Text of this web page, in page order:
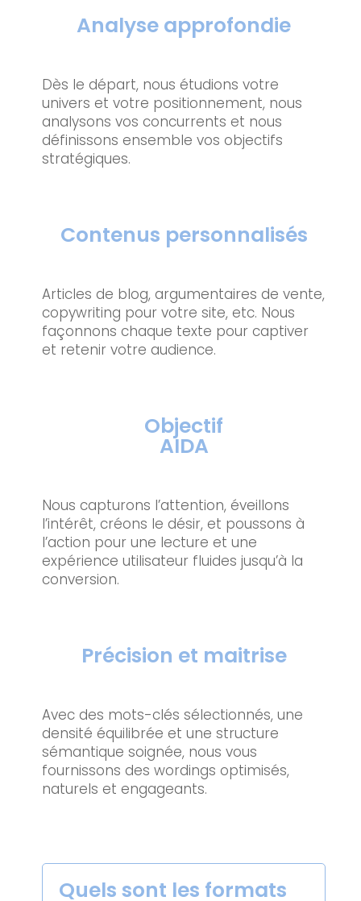
Analyse approfondie
Dès le départ, nous étudions votre
univers et votre positionnement, nous
analysons vos concurrents et nous
définissons ensemble vos objectifs
stratégiques.
Contenus personnalisés
Articles de blog, argumentaires de vente,
copywriting pour votre site, etc. Nous
façonnons chaque texte pour captiver
et retenir votre audience.
Objectif
AIDA
Nous capturons l’attention, éveillons
l’intérêt, créons le désir, et poussons à
l’action pour une lecture et une
expérience utilisateur fluides jusqu’à la
conversion.
Précision et maitrise
Avec des mots-clés sélectionnés, une
densité équilibrée et une structure
sémantique soignée, nous vous
fournissons des wordings optimisés,
naturels et engageants.
Quels sont les formats